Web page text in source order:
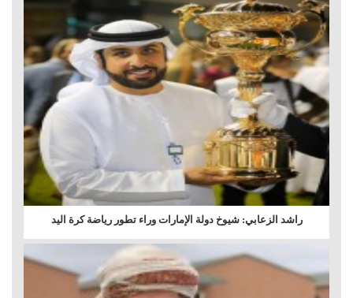
راشد الزعابي: شيوخ دولة الإمارات وراء تطور رياضة كرة اليد